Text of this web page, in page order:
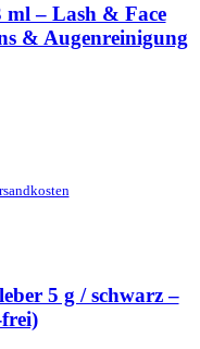
ml – Lash & Face
& Augenreinigung
5 g / schwarz –